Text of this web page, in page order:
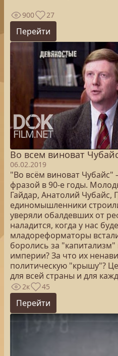
900 27
Перейти
Во всем виноват
06.02.2019
"Во всём виноват Чубайс"
фразой в 90-е годы.
Гайдар, Анатолий Чубайс,
единомышленники
уверяли обалдевших от
наладится, когда у нас
младореформаторы
боролись за "капитализм"
империи? За что их
политическую "крышу"?
для всей страны и для
2к 45
Перейти